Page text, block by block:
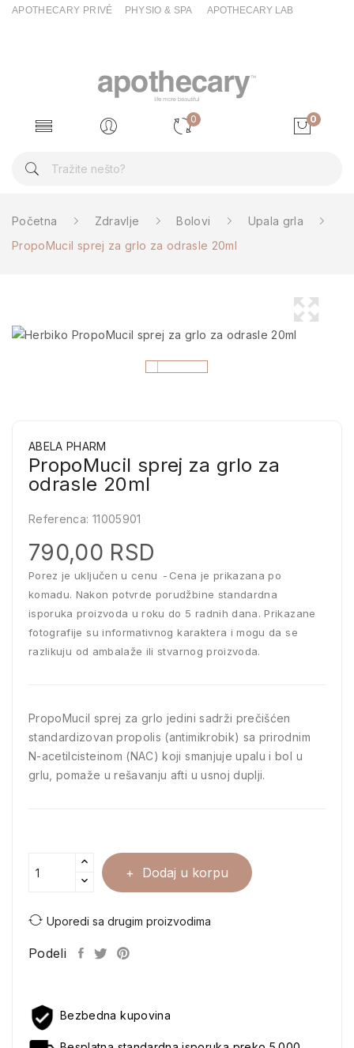
APOTHECARY PRIVÉ PHYSIO & SPA APOTHECARY LAB
0 0
Početna Zdravlje Bolovi
Upala grla
PropoMucil sprej za grlo za odrasle 20ml
ABELA PHARM
PropoMucil sprej za grlo za
odrasle 20ml
Referenca: 11005901
790,00 RSD
Porez je uključen u cenu
Cena je prikazana po
komadu. Nakon potvrde porudžbine standardna
isporuka proizvoda u roku do 5 radnih dana. Prikazane
fotografije su informativnog karaktera i mogu da se
razlikuju od ambalaže ili stvarnog proizvoda.
PropoMucil sprej za grlo jedini sadrži prečišćen
standardizovan propolis (antimikrobik) sa prirodnim
N-acetilcisteinom (NAC) koji smanjuje upalu i bol u
grlu, pomaže u rešavanju afti u usnoj duplji.
Dodaj u korpu
Uporedi sa drugim proizvodima
Podeli
Bezbedna kupovina